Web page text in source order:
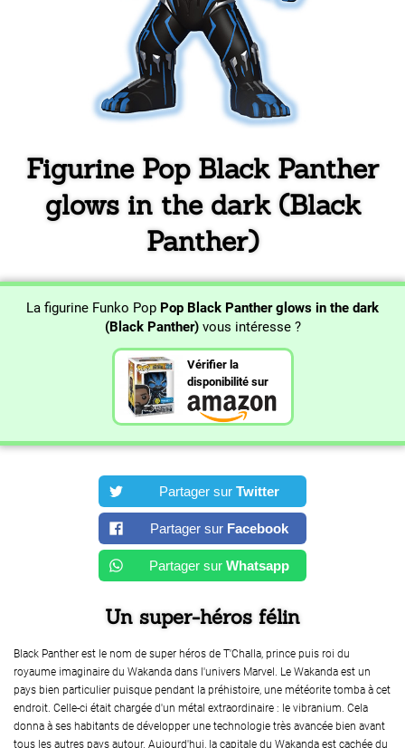
Figurine Pop Black Panther
glows in the dark (Black
Panther)
La figurine Funko Pop Pop Black Panther glows in the dark
(Black Panther)vous intéresse ?
Vérifier la
disponibilité sur
Partager sur Twitter
Partager sur Facebook
Partager sur Whatsapp
Un super-héros félin
Black Panther est le nom de super héros de T'Challa, prince puis roi du
royaume imaginaire du Wakanda dans l'univers Marvel. Le Wakanda est un
pays bien particulier puisque pendant la préhistoire, une météorite tomba à cet
endroit. Celle-ci était chargée d'un métal extraordinaire : le vibranium. Cela
donna à ses habitants de développer une technologie très avancée bien avant
tous les autres pays autour. Aujourd'hui, la capitale du Wakanda est cachée du